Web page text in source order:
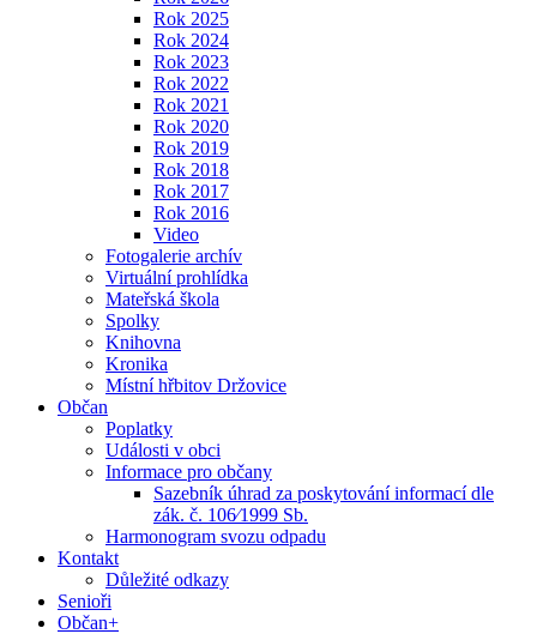
Rok 2025
Rok 2024
Rok 2023
Rok 2022
Rok 2021
Rok 2020
Rok 2019
Rok 2018
Rok 2017
Rok 2016
Video
Fotogalerie archív
Virtuální prohlídka
Mateřská škola
Spolky
Knihovna
Kronika
Místní hřbitov Držovice
Občan
Poplatky
Události v obci
Informace pro občany
Sazebník úhrad za poskytování informací dle
zák. č. 106⁄1999 Sb.
Harmonogram svozu odpadu
Kontakt
Důležité odkazy
Senioři
Občan+